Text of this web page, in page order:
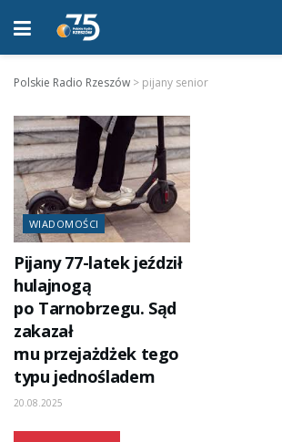
Polskie Radio Rzeszów > pijany senior
WIADOMOŚCI
Pijany 77-latek jeździł
hulajnogą
po Tarnobrzegu. Sąd
zakazał
mu przejażdżek tego
typu jednośladem
20.08.2025